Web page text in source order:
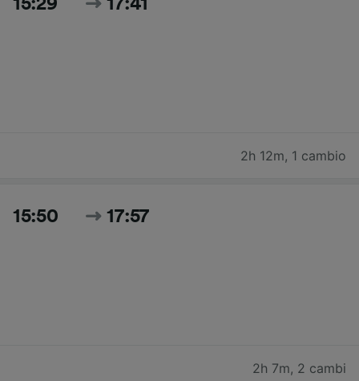
15:29 17:41
2h 12m, 1 cambio
15:50 17:57
2h 7m, 2 cambi